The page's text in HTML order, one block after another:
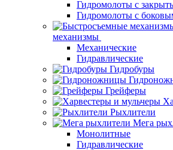
Гидромолоты с
Гидромолоты с
механизмы
Механические
Гидравлические
Гидробуры
Грейферы
Рыхлители
Мега
Монолитные
Гидравлические